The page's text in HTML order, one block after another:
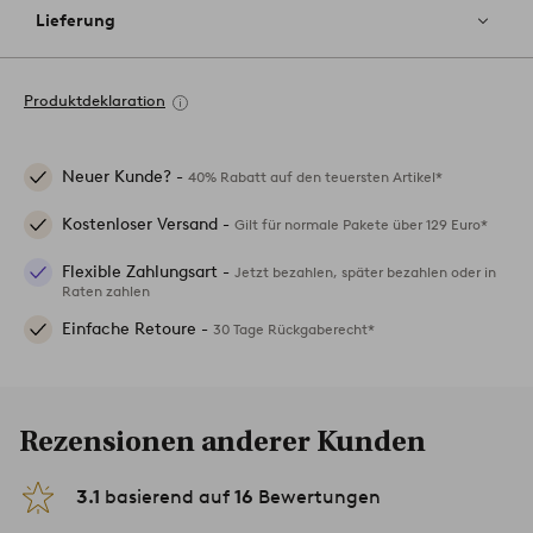
Lieferung
Produktdeklaration
Neuer Kunde? - 40% Rabatt auf den teuersten Artikel*
Kostenloser Versand - Gilt für normale Pakete über 129 Euro*
Flexible Zahlungsart - Jetzt bezahlen, später bezahlen oder in
Raten zahlen
Einfache Retoure - 30 Tage Rückgaberecht*
Rezensionen anderer Kunden
3.1 basierend auf 16 Bewertungen